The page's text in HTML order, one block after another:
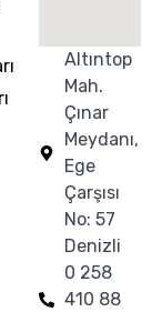
Altıntop
Mah.
Çınar
Meydanı,
Ege
Çarşısı
No: 57
Denizli
0 258
410 88